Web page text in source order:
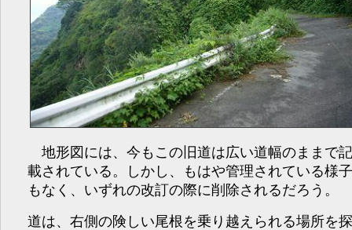
地形図には、今もこの旧道は広い道幅のままで
載されている。しかし、もはや管理されている様
もなく、いずれの改訂の際に削除されるだろう。
道は、右側の険しい尾根を乗り越えられる場所を